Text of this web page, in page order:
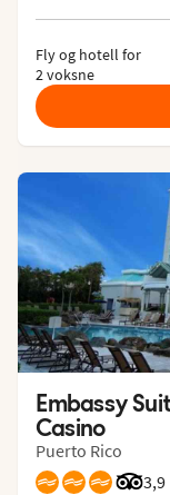
Fly og hotell for
2 voksne
Embassy
Casino
Puerto Rico
3,9